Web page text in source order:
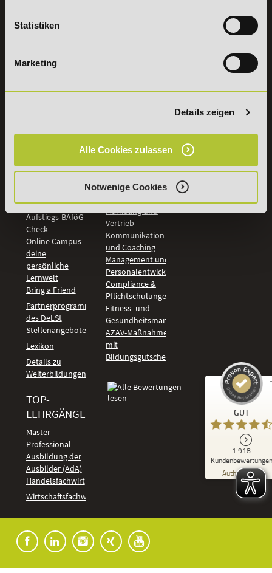
Statistiken
Marketing
Details zeigen
Alle Cookies zulassen
Notwenige Cookies
widerrufen
INFORMATIONEN
PreisFAIRsprechen
Bildungsgutschein
Check
Aufstiegs-BAföG
Check
Online Campus -
deine
persönliche
Lernwelt
Bring a Friend
Partnerprogramm
des DeLSt
Stellenangebote
Lexikon
Details zu
Weiterbildungen
TOP-
LEHRGÄNGE
Master
Professional
Ausbildung der
Ausbilder (AdA)
Handelsfachwirt
Wirtschaftsfachwirt
BILDUNGSBEREICHE
Rechnungswesen
Digitales Lernen
Künstliche
Marketing und
Vertrieb
Kommunikation
und Coaching
Management und
Personalentwicklung
Compliance &
Pflichtschulungen
Fitness- und
Gesundheitsmanagement
AZAV-Maßnahmen
mit
Bildungsgutschein
GUT
1.918
Kundenbewertungen
Authentizität
Kundenbewertungen und Erfahrungen zu
DeLSt - Deutsches eLearning Studieninstitut
92
%
Empfehlungen auf
ProvenExpert.com
anderen Quellen